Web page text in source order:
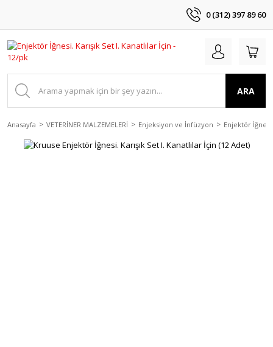
0 (312) 397 89 60
ARA
Anasayfa VETERİNER MALZEMELERİ Enjeksiyon ve İnfüzyon Enjektör